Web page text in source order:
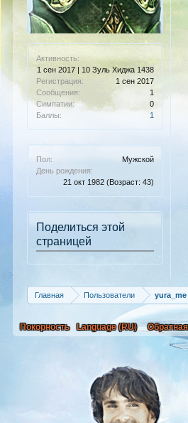
Активность:
1 сен 2017 | 10 Зуль Хиджа 1438
Регистрация:
1 сен 2017
Сообщения:
1
Симпатии:
0
Баллы:
1
Пол:
Мужской
День рождения:
21 окт 1982 (Возраст: 43)
Поделиться этой
страницей
Главная Пользователи yura_me
Покорность Language (RU)